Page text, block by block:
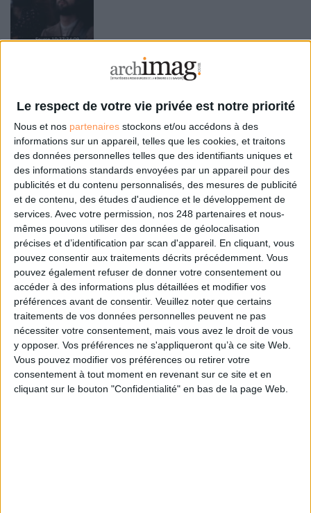
Le respect de votre vie privée est notre priorité
Nous et nos partenaires stockons et/ou accédons à des
informations sur un appareil, telles que les cookies, et traitons
des données personnelles telles que des identifiants uniques et
des informations standards envoyées par un appareil pour des
publicités et du contenu personnalisés, des mesures de publicité
et de contenu, des études d'audience et le développement de
services. Avec votre permission, nos 248 partenaires et nous-
mêmes pouvons utiliser des données de géolocalisation
précises et d’identification par scan d'appareil. En cliquant, vous
pouvez consentir aux traitements décrits précédemment. Vous
pouvez également refuser de donner votre consentement ou
accéder à des informations plus détaillées et modifier vos
préférences avant de consentir. Veuillez noter que certains
traitements de vos données personnelles peuvent ne pas
nécessiter votre consentement, mais vous avez le droit de vous
y opposer. Vos préférences ne s'appliqueront qu’à ce site Web.
Vous pouvez modifier vos préférences ou retirer votre
consentement à tout moment en revenant sur ce site et en
cliquant sur le bouton "Confidentialité" en bas de la page Web.
Le plus beau but de tous les temps, signé Pelé,
reconstitué grâce à l'IA et aux archives
Construire et faire vivre son référentiel
d’archivage : mode d’emploi, entre conformité et
mémoire
Les Archives nationales du Luxembourg en mission
déménagement
LE MAG